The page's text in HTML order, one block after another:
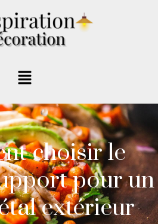
choisir le
pour un
extérieur